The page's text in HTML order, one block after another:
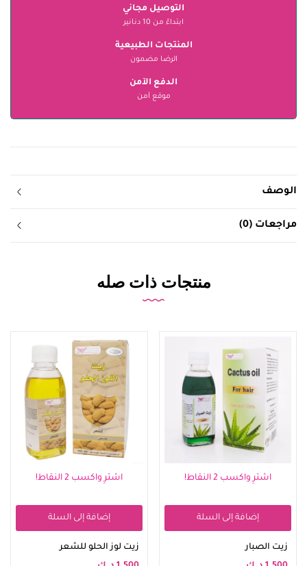
التوصيل مجاني
ابتداءً من 10 دنانير
المنتجات الطبيعية
الرضا مضمون
الدفع الآمن
موقع آمن
الوصف
مراجعات (0)
منتجات ذات صله
اشترِ واكسب 2 النقاط!
إضافة إلى السلة
زيت الصبار
اشترِ واكسب 2 النقاط!
إضافة إلى السلة
زيت لوز الحلو للشعر